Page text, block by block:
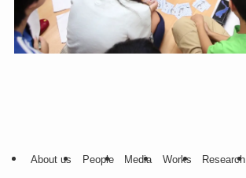
About us People Media Works Research